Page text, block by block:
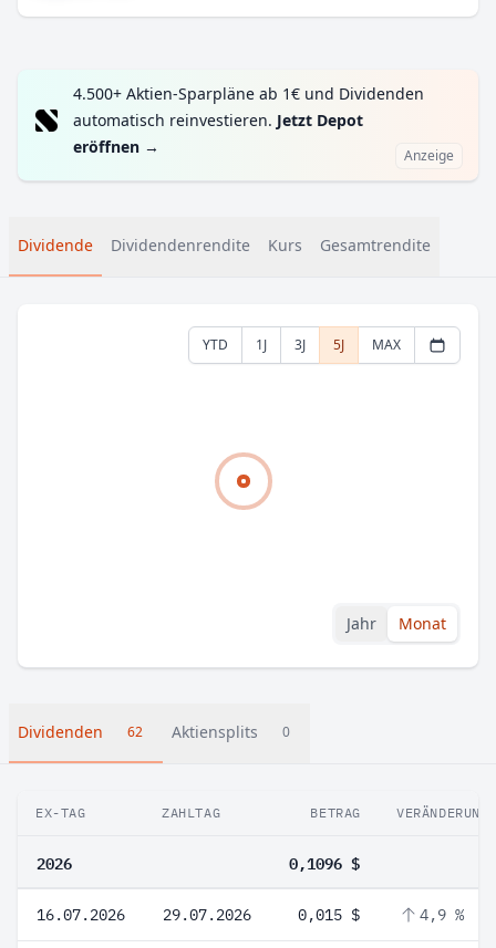
4.500+ Aktien-Sparpläne ab 1€ und Dividenden
automatisch reinvestieren. Jetzt Depot
eröffnen → Anzeige
Dividende Dividendenrendite Kurs Gesamtrendite
YTD 1J 3J 5J MAX
Jahr Monat
Dividenden 62 Aktiensplits 0
EX-TAG ZAHLTAG BETRAG VERÄNDERUNG
2026 0,1096 $
16.07.2026 29.07.2026 0,015 $ 4,9 %